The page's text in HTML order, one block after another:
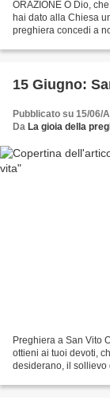
ORAZIONE O Dio,
hai dato alla Chiesa
preghiera concedi a
15 Giugno:
Pubblicato su 15/06/
Da La gioia della
Preghiera a San Vito
ottieni ai tuoi devoti,
desiderano, il sollievo